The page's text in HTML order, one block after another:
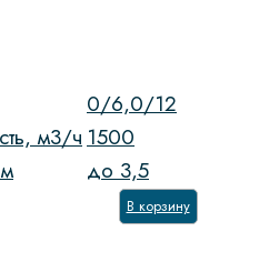
0/6,0/12
м3/ч 1500
до 3,5
В корзину